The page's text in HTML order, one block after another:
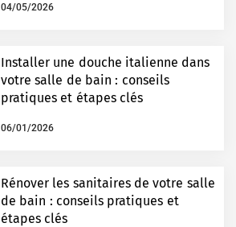
04/05/2026
Installer une douche italienne dans
votre salle de bain : conseils
pratiques et étapes clés
06/01/2026
Rénover les sanitaires de votre salle
de bain : conseils pratiques et
étapes clés